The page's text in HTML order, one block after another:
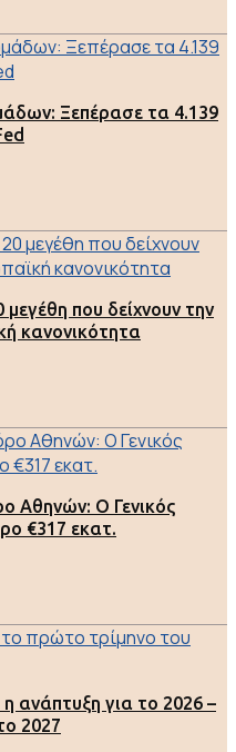
Ξεπέρασε τα 4.139
μεγέθη που δείχνουν την
κανονικότητα
Αθηνών: Ο Γενικός
€317 εκατ.
ανάπτυξη για το 2026 –
2027